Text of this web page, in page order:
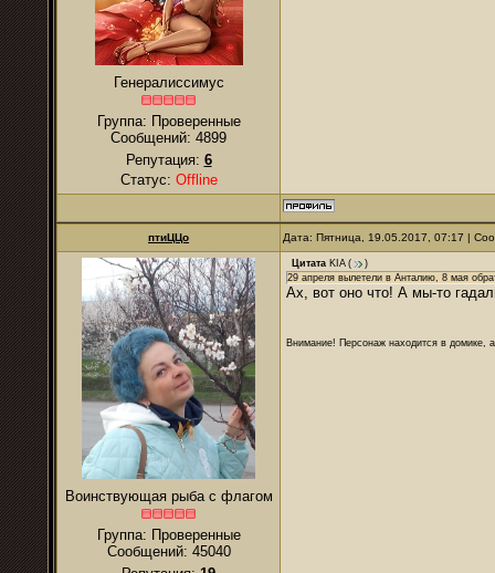
Генералиссимус
Группа: Проверенные
Сообщений: 4899
Репутация: 6
Статус: Offline
птиЦЦо Дата: Пятница, 19.05.2017, 07:17 |
Воинствующая рыба с флагом
Группа: Проверенные
Сообщений: 45040
Цитата KIA(
)
29 апреля вылетели в Анталию, 8 мая
Ах, вот оно что! А мы-то
Внимание! Персонаж находится в домике,